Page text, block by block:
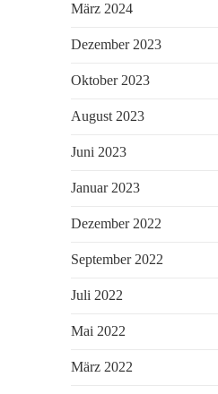
März 2024
Dezember 2023
Oktober 2023
August 2023
Juni 2023
Januar 2023
Dezember 2022
September 2022
Juli 2022
Mai 2022
März 2022